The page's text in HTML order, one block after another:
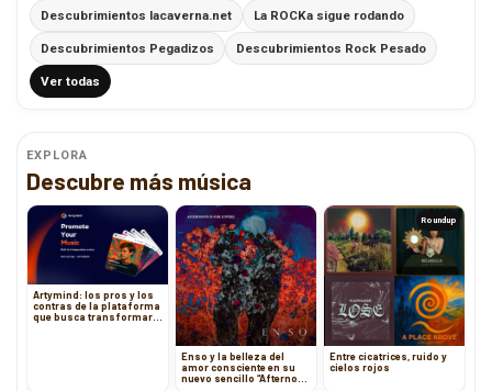
Descubrimientos lacaverna.net La ROCKa sigue rodando
Descubrimientos Pegadizos Descubrimientos Rock Pesado
Ver todas
EXPLORA
Descubre más música
Artymind: los pros y los
contras de la plataforma
que busca transformar
Enso y la belleza del
amor consciente en su
nuevo sencillo “Afternoon
Roundup
Entre cicatrices, ruido y
cielos rojos